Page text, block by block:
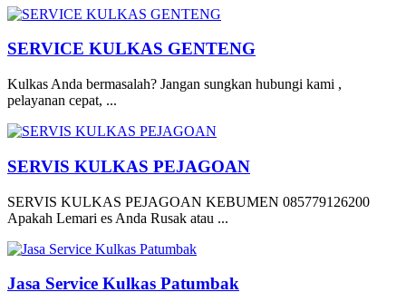
SERVICE KULKAS GENTENG
Kulkas Anda bermasalah? Jangan sungkan hubungi kami ,
pelayanan cepat, ...
SERVIS KULKAS PEJAGOAN
SERVIS KULKAS PEJAGOAN KEBUMEN 085779126200
Apakah Lemari es Anda Rusak atau ...
Jasa Service Kulkas Patumbak